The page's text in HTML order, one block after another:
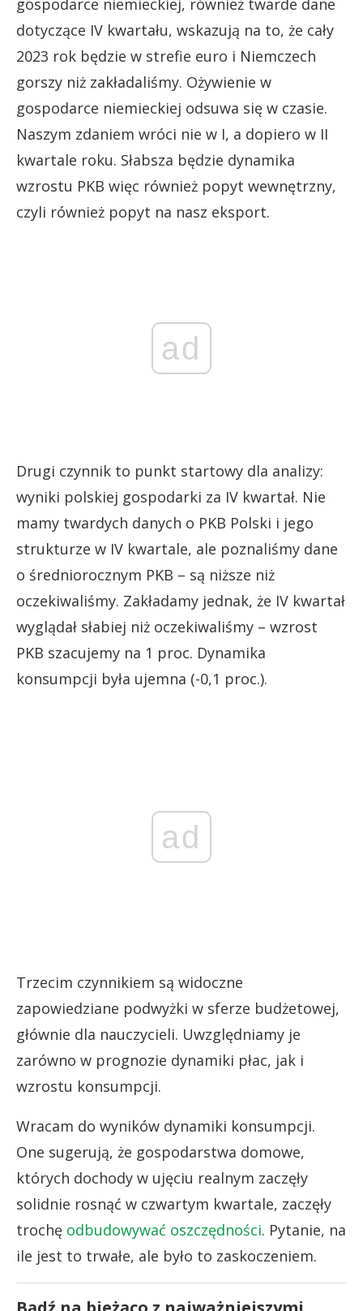
gospodarce niemieckiej, również twarde dane
dotyczące IV kwartału, wskazują na to, że cały
2023 rok będzie w strefie euro i Niemczech
gorszy niż zakładaliśmy. Ożywienie w
gospodarce niemieckiej odsuwa się w czasie.
Naszym zdaniem wróci nie w I, a dopiero w II
kwartale roku. Słabsza będzie dynamika
wzrostu PKB więc również popyt wewnętrzny,
czyli również popyt na nasz eksport.
ad
Drugi czynnik to punkt startowy dla analizy:
wyniki polskiej gospodarki za IV kwartał. Nie
mamy twardych danych o PKB Polski i jego
strukturze w IV kwartale, ale poznaliśmy dane
o średniorocznym PKB – są niższe niż
oczekiwaliśmy. Zakładamy jednak, że IV kwartał
wyglądał słabiej niż oczekiwaliśmy – wzrost
PKB szacujemy na 1 proc. Dynamika
konsumpcji była ujemna (-0,1 proc.).
ad
Trzecim czynnikiem są widoczne
zapowiedziane podwyżki w sferze budżetowej,
głównie dla nauczycieli. Uwzględniamy je
zarówno w prognozie dynamiki płac, jak i
wzrostu konsumpcji.
Wracam do wyników dynamiki konsumpcji.
One sugerują, że gospodarstwa domowe,
których dochody w ujęciu realnym zaczęły
solidnie rosnąć w czwartym kwartale, zaczęły
trochę odbudowywać oszczędności. Pytanie, na
ile jest to trwałe, ale było to zaskoczeniem.